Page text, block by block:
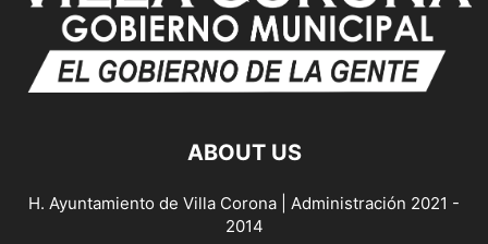
ABOUT US
H. Ayuntamiento de Villa Corona | Administración 2021 -
2014